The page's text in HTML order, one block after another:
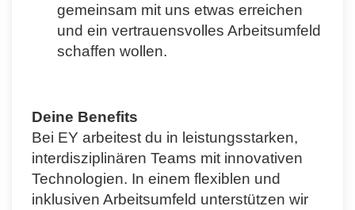
gemeinsam mit uns etwas erreichen
und ein vertrauensvolles Arbeitsumfeld
schaffen wollen.
Deine Benefits
Bei EY arbeitest du in leistungsstarken,
interdisziplinären Teams mit innovativen
Technologien. In einem flexiblen und
inklusiven Arbeitsumfeld unterstützen wir